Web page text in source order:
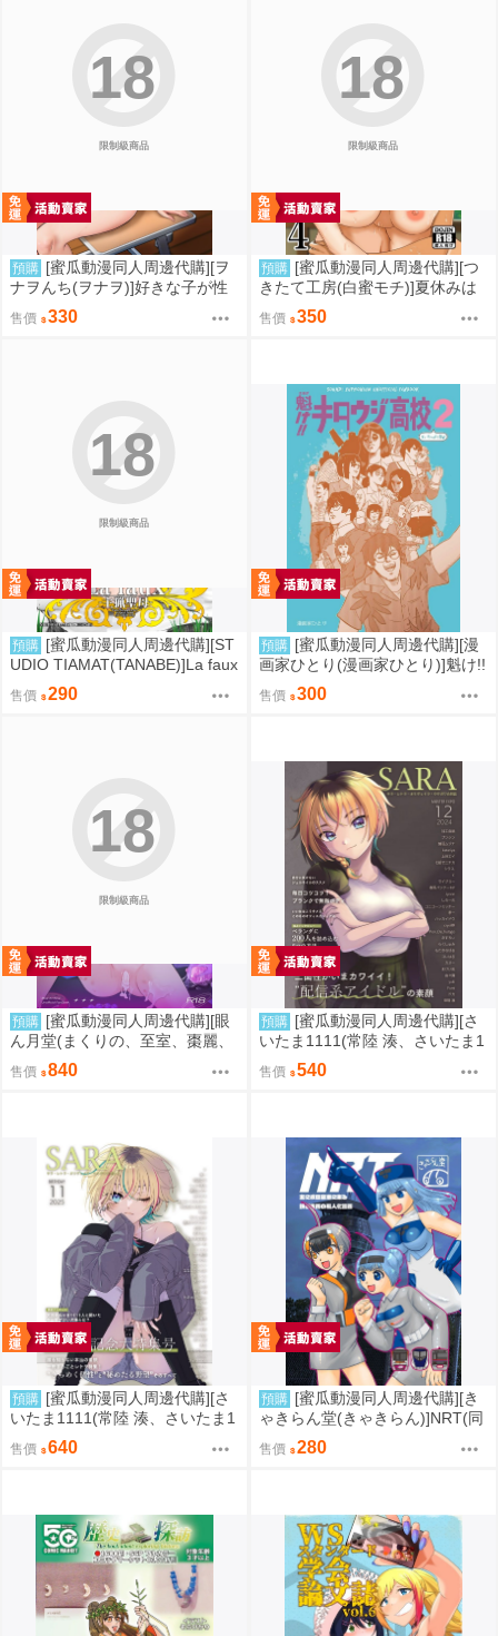
限制級商品
18
預購 [蜜瓜動漫同人周邊代購][ヲ
ナヲんち(ヲナヲ)]好きな子が性
処理係に選ばれる話(同人誌)
售價 330
限制級商品
18
預購 [蜜瓜動漫同人周邊代購][つ
きたて工房(白蜜モチ)]夏休みは
お姉ちゃんといっしょに4(同人
誌)
售價 350
限制級商品
18
預購 [蜜瓜動漫同人周邊代購][ST
UDIO TIAMAT(TANABE)]La faux
-主猟聖母-(FGO)(同人誌)
售價 290
預購 [蜜瓜動漫同人周邊代購][漫
画家ひとり(漫画家ひとり)]魁け!!
キタウジ高校すいそ～がく部♪2
(上低音號)(同人誌)
售價 300
限制級商品
18
預購 [蜜瓜動漫同人周邊代購][眼
ん月堂(まくりの、至室、棗麗、
他)]不知火カヤ性癖合同(蔚藍檔
案)(同人誌)
售價 840
預購 [蜜瓜動漫同人周邊代購][さ
いたま1111(常陸 湊、さいたま1
111/他)]SARA ~サラ・レトラ・
オリヴェイラ・ウタガワ合同誌~
售價 540
預購 [蜜瓜動漫同人周邊代購][さ
いたま1111(常陸 湊、さいたま1
111/他)]SARA~サラ・レトラ・
オリヴェイラ・ウタガワ合同誌2
售價 640
預購 [蜜瓜動漫同人周邊代購][き
ゃきらん堂(きゃきらん)]NRT(同
售價 280